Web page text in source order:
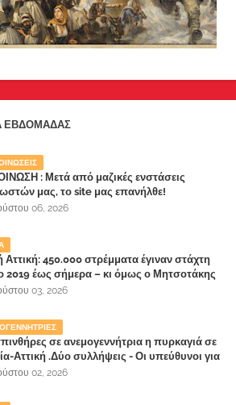
ΕΒΔΟΜΆΔΑΣ
: Μετά από μαζικές ενστάσεις
μας, το site μας επανήλθε!
06, 2026
Αττική: 450.000 στρέμματα έγιναν στάχτη
2019 έως σήμερα – κι όμως ο Μητσοτάκης
και 45% στις εκλογές του 2023,ενώ 50%
03, 2026
σε ανεμογεννήτρια η πυρκαγιά σε
Αττική .Δύο συλλήψεις - Οι υπεύθυνοι για
διαχείριση της κατάσβεσης θα
02, 2026